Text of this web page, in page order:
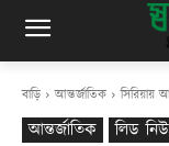
বাড়ি আন্তর্জাতিক সিরিয়ায়
আন্তর্জাতিক লিড